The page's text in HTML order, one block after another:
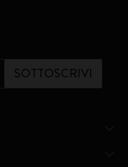
SOTTOSCRIVI